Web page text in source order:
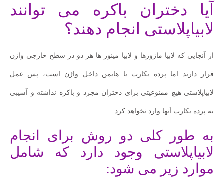
آیا دختران باکره می توانند
لابیاپلاستی انجام دهند؟
از آنجایی که لابیا ماژورها و لابیا مینور ها هر دو در سطح خارجی واژن
قرار دارند اما پرده بکارت یا هایمن داخل واژن است، پس عمل
لابیاپلاستی هیچ ممنوعیتی برای دختران مجرد و باکره نداشته و آسیبی
به پرده بکارت آنها وارد نخواهد کرد.
به طور کلی دو روش برای انجام
لابیاپلاستی وجود دارد که شامل
موارد زیر می شود: